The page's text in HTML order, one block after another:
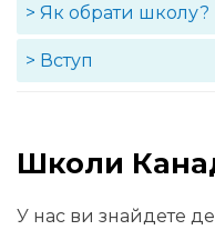
> Як обрати школу?
> Вступ
Школи
У нас ви знайдете